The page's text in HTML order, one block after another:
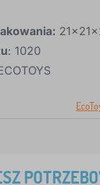
: 1020